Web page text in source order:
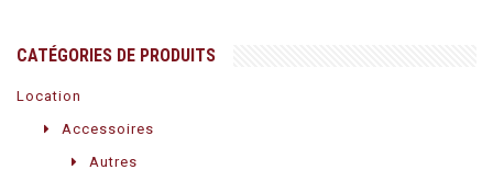
CATÉGORIES DE PRODUITS
Location
Accessoires
Autres